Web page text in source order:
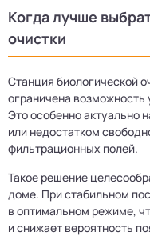
Когда лучше
очистки
Станция биологической
ограничена возможность
Это особенно актуально
или недостатком
фильтрационных полей.
Такое решение
доме. При стабильном
в оптимальном режиме,
и снижает вероятность